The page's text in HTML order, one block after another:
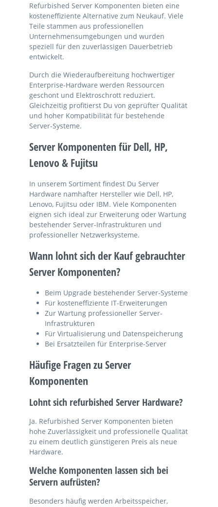
Refurbished Server Komponenten bieten eine
kosteneffiziente Alternative zum Neukauf. Viele
Teile stammen aus professionellen
Unternehmensumgebungen und wurden
speziell für den zuverlässigen Dauerbetrieb
entwickelt.
Durch die Wiederaufbereitung hochwertiger
Enterprise-Hardware werden Ressourcen
geschont und Elektroschrott reduziert.
Gleichzeitig profitierst Du von geprüfter Qualität
und hoher Kompatibilität für bestehende
Server-Systeme.
Server Komponenten für Dell, HP,
Lenovo & Fujitsu
In unserem Sortiment findest Du Server
Hardware namhafter Hersteller wie Dell, HP,
Lenovo, Fujitsu oder IBM. Viele Komponenten
eignen sich ideal zur Erweiterung oder Wartung
bestehender Server-Infrastrukturen und
professioneller Netzwerksysteme.
Wann lohnt sich der Kauf gebrauchter
Server Komponenten?
Beim Upgrade bestehender Server-Systeme
Für kosteneffiziente IT-Erweiterungen
Zur Wartung professioneller Server-
Infrastrukturen
Für Virtualisierung und Datenspeicherung
Bei Ersatzteilen für Enterprise-Server
Häufige Fragen zu Server
Komponenten
Lohnt sich refurbished Server Hardware?
Ja. Refurbished Server Komponenten bieten
hohe Zuverlässigkeit und professionelle Qualität
zu einem deutlich günstigeren Preis als neue
Hardware.
Welche Komponenten lassen sich bei
Servern aufrüsten?
Besonders häufig werden Arbeitsspeicher,